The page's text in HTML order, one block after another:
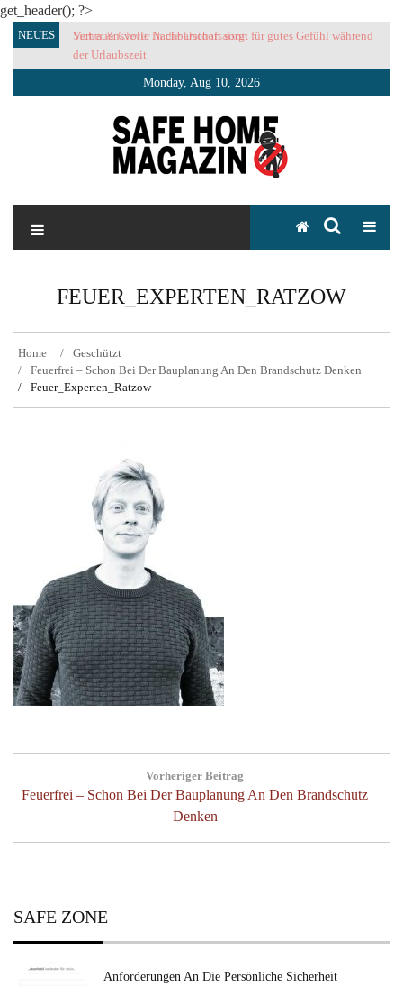
get_header(); ?>
SkipNEUES
Vertrauensvolle Nachbarschaft sorgt für gutes Gefühl während
der Urlaubszeit
Monday, Aug 10, 2026
SAFE HOME Magazin
FEUER_EXPERTEN_RATZOW
Home
Geschützt
Feuerfrei – Schon Bei Der Bauplanung An Den Brandschutz Denken
Feuer_Experten_Ratzow
Vorheriger Beitrag
Previous
Feuerfrei – Schon Bei Der Bauplanung An Den Brandschutz
Denken
SAFE ZONE
Anforderungen An Die Persönliche Sicherheit